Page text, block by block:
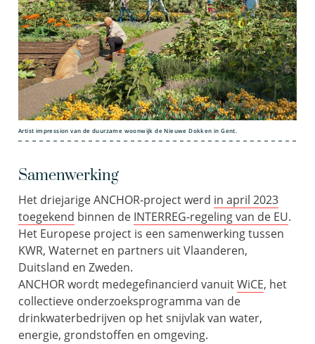
Artist impression van de duurzame woonwijk de Nieuwe Dokken in Gent.
Samenwerking
Het driejarige ANCHOR-project werd in april 2023
toegekend binnen de INTERREG-regeling van de EU.
Het Europese project is een samenwerking tussen
KWR, Waternet en partners uit Vlaanderen,
Duitsland en Zweden.
ANCHOR wordt medegefinancierd vanuitWiCE, het
collectieve onderzoeksprogramma van de
drinkwaterbedrijven op het snijvlak van water,
energie, grondstoffen en omgeving.